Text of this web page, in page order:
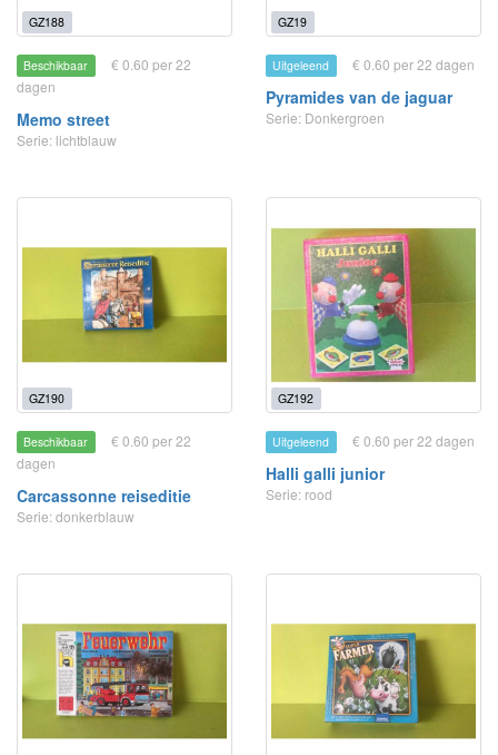
GZ188
Beschikbaar
€ 0.60 per 22
dagen
Memo street
Serie: lichtblauw
GZ19
Uitgeleend € 0.60 per 22 dagen
Pyramides van de jaguar
Serie: Donkergroen
GZ190
Beschikbaar
€ 0.60 per 22
dagen
Carcassonne reiseditie
Serie: donkerblauw
GZ192
Uitgeleend € 0.60 per 22 dagen
Halli galli junior
Serie: rood